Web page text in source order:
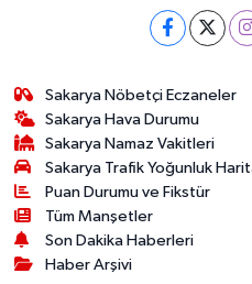
Sakarya Nöbetçi Eczaneler
Sakarya Hava Durumu
Sakarya Namaz Vakitleri
Sakarya Trafik Yoğunluk
Puan Durumu ve Fikstür
Tüm Manşetler
Son Dakika Haberleri
Haber Arşivi